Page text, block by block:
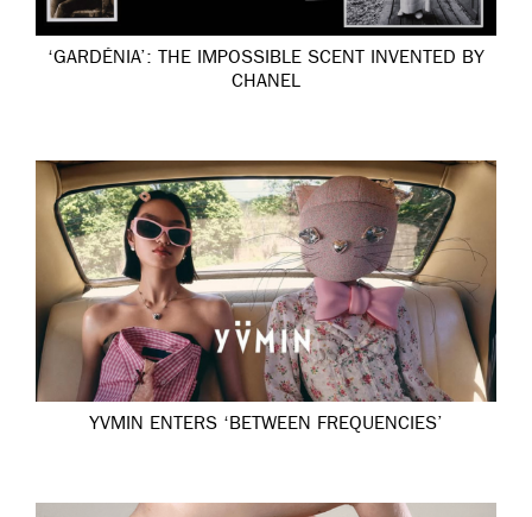
‘GARDÉNIA’: THE IMPOSSIBLE SCENT INVENTED BY
CHANEL
YVMIN ENTERS ‘BETWEEN FREQUENCIES’